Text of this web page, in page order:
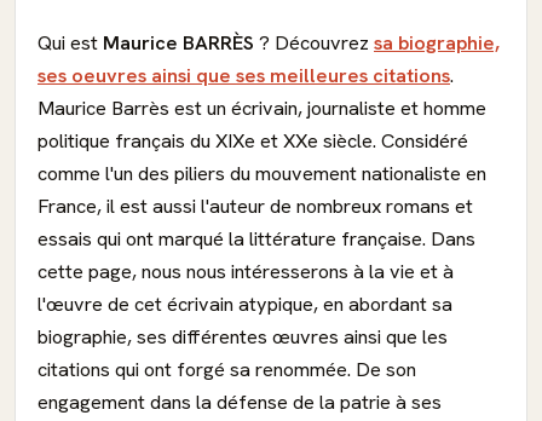
Qui est Maurice BARRÈS ? Découvrez sa biographie,
ses oeuvres ainsi que ses meilleures citations.
Maurice Barrès est un écrivain, journaliste et homme
politique français du XIXe et XXe siècle. Considéré
comme l'un des piliers du mouvement nationaliste en
France, il est aussi l'auteur de nombreux romans et
essais qui ont marqué la littérature française. Dans
cette page, nous nous intéresserons à la vie et à
l'œuvre de cet écrivain atypique, en abordant sa
biographie, ses différentes œuvres ainsi que les
citations qui ont forgé sa renommée. De son
engagement dans la défense de la patrie à ses